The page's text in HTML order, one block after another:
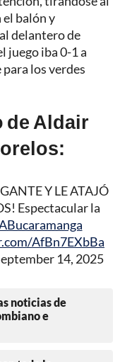
el balón y
delantero de
juego iba 0-1 a
los verdes
de Aldair
Y LE ATAJÓ
Espectacular la
AfBn7EXbBa
14, 2025
noticias de
e